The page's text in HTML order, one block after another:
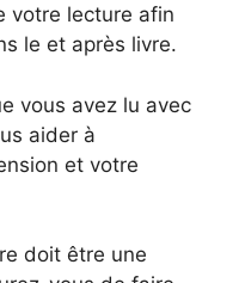
votre lecture afin
le et après livre.
vous avez lu avec
aider à
et votre
doit être une